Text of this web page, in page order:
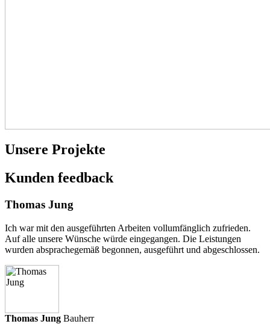
Unsere Projekte
Kunden feedback
Thomas Jung
Ich war mit den ausgeführten Arbeiten vollumfänglich zufrieden.
Auf alle unsere Wünsche würde eingegangen. Die Leistungen
wurden absprachegemäß begonnen, ausgeführt und abgeschlossen.
Thomas Jung Bauherr